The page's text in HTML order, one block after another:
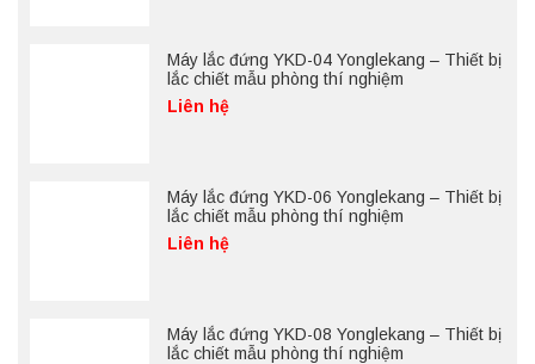
Máy lắc đứng YKD-04 Yonglekang – Thiết bị
lắc chiết mẫu phòng thí nghiệm
Liên hệ
Máy lắc đứng YKD-06 Yonglekang – Thiết bị
lắc chiết mẫu phòng thí nghiệm
Liên hệ
Máy lắc đứng YKD-08 Yonglekang – Thiết bị
lắc chiết mẫu phòng thí nghiệm